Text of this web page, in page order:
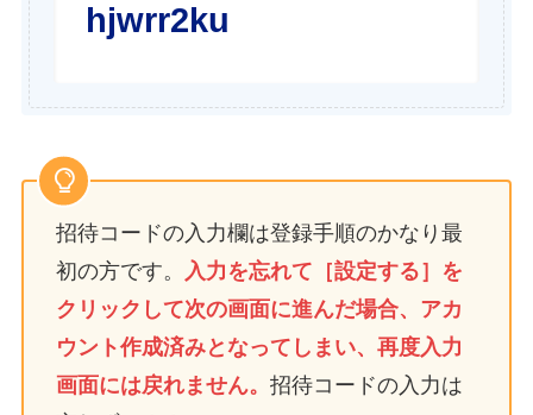
hjwrr2ku
招待コードの入力欄は登録手順のかなり最
初の方です。
入力を忘れて［設定する］を
クリックして次の画面に進んだ場合、アカ
ウント作成済みとなってしまい、再度入力
画面には戻れません。 招待コードの入力は